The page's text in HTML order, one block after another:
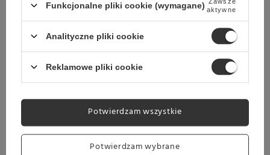
SYSTEM GRZEWCZY THERMOJET
optymalną temperaturę ekstrakcji w zaledwie 3
sekundy. Dzięki temu ekspres jest gotowy do
pracy bez zbędnego czekania.
Funkcjonalne pliki cookie (wymagane) aktywne
Analityczne pliki cookie
Reklamowe pliki cookie
Potwierdzam wybrane
Potwierdzam wszystkie